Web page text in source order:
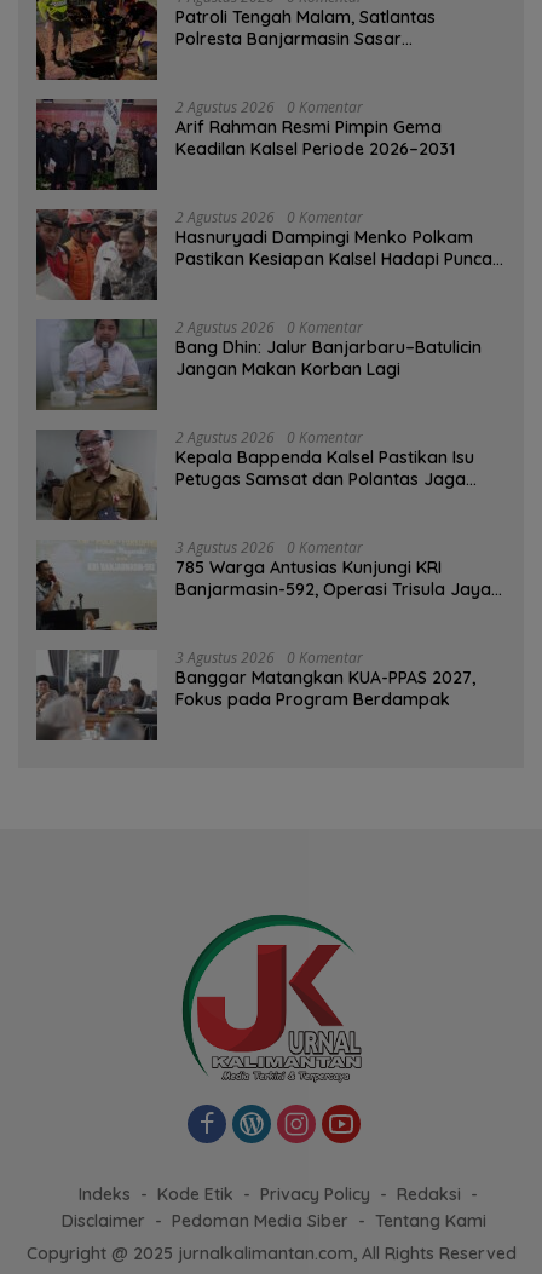
Patroli Tengah Malam, Satlantas
Polresta Banjarmasin Sasar
2 Agustus 2026 0 Komentar
Arif Rahman Resmi Pimpin Gema
Keadilan Kalsel Periode 2026–2031
2 Agustus 2026 0 Komentar
Hasnuryadi Dampingi Menko Polkam
Pastikan Kesiapan Kalsel Hadapi Puncak
2 Agustus 2026 0 Komentar
Bang Dhin: Jalur Banjarbaru–Batulicin
Jangan Makan Korban Lagi
2 Agustus 2026 0 Komentar
Kepala Bappenda Kalsel Pastikan Isu
Petugas Samsat dan Polantas Jaga
3 Agustus 2026 0 Komentar
785 Warga Antusias Kunjungi KRI
Banjarmasin-592, Operasi Trisula Jaya
3 Agustus 2026 0 Komentar
‎Banggar Matangkan KUA-PPAS 2027,
Fokus pada Program Berdampak
Indeks Kode Etik Privacy Policy
Redaksi
Disclaimer
Pedoman Media Siber
Tentang Kami
Copyright @ 2025 jurnalkalimantan.com, All Rights Reserved